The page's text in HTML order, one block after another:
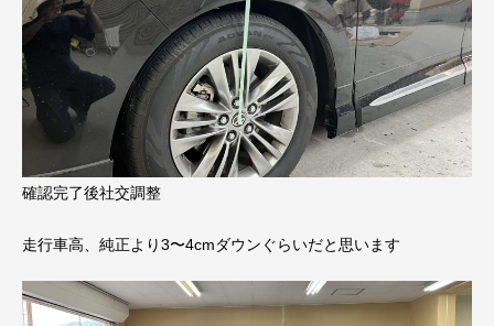
確認完了後社交調整
走行車高、純正より3〜4cmダウンぐらいだと思います